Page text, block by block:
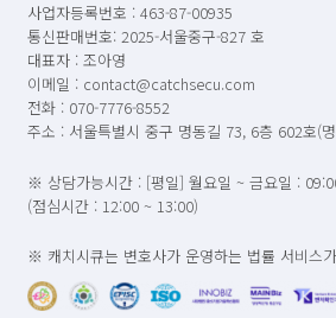
사업자등록번호 : 463-87-00935
통신판매번호: 2025-서울중구-827 호
대표자 : 조아영
이메일 : contact@catchsecu.com
전화 : 070-7776-8552
주소 : 서울특별시 중구 명동길 73, 6층 602호(
※ 상담가능시간 : [평일] 월요일 ~ 금요일 :
(점심시간 : 12:00 ~ 13:00)
※ 캐치시큐는 변호사가 운영하는 법률 서비스